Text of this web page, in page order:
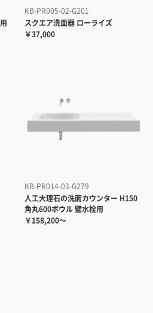
KB-PR005-02-G201
スクエア洗面器 ローライズ
￥37,000
KB-PR014-03-G279
人工大理石の洗面カウンター H150
角丸600ボウル 壁水栓用
￥158,200～